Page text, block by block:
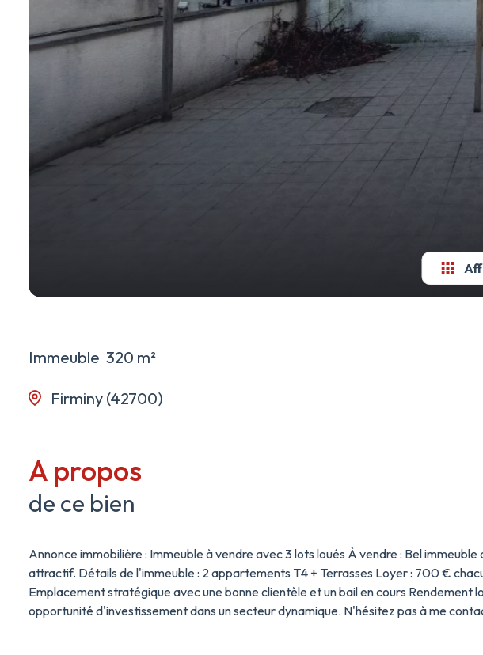
Immeuble 320 m²
Firminy (42700)
A propos
de ce bien
Annonce immobilière : Immeuble à vendre avec 3 lots loués À vendre : Bel
attractif. Détails de l'immeuble : 2 appartements T4 + Terrasses Loyer : 700 €
Emplacement stratégique avec une bonne clientèle et un bail en cours
opportunité d'investissement dans un secteur dynamique. N'hésitez pas à me